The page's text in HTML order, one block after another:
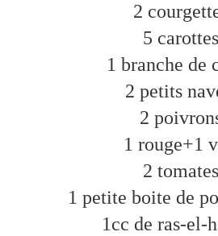
2
5 carottes
1 branche de
2 petits
2
1 rouge+1
2 tomates
1 petite boite de
1cc de ras-el-